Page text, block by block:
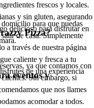
frescos y locales.
y sin gluten, asegurando
delicioso para disfrutar en
para que puedas
de casa. Simplemente
a través de nuestra página
caliente y fresca a tu
de una experiencia
Pizza?
ya que contamos con
Sin embargo, si
que nos llames
acomodar a todos.
eventos y